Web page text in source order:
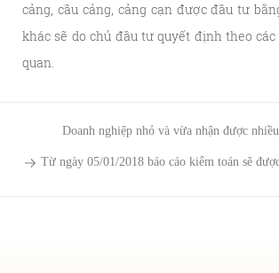
cảng, cầu cảng, cảng cạn được đầu tư
khác sẽ do chủ đầu tư quyết định theo
quan.
Doanh nghiệp nhỏ và vừa nhận được
Từ ngày 05/01/2018 báo cáo kiểm toán sẽ